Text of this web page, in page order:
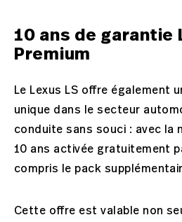
10 ans de garantie
Premium
Le Lexus LS offre également
unique dans le secteur
conduite sans souci : avec la
10 ans activée gratuitement
compris le pack
Cette offre est valable non